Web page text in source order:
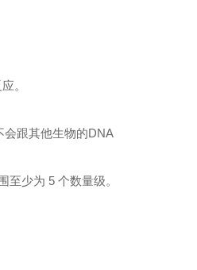
。
会跟其他生物的DNA
少为 5 个数量级。